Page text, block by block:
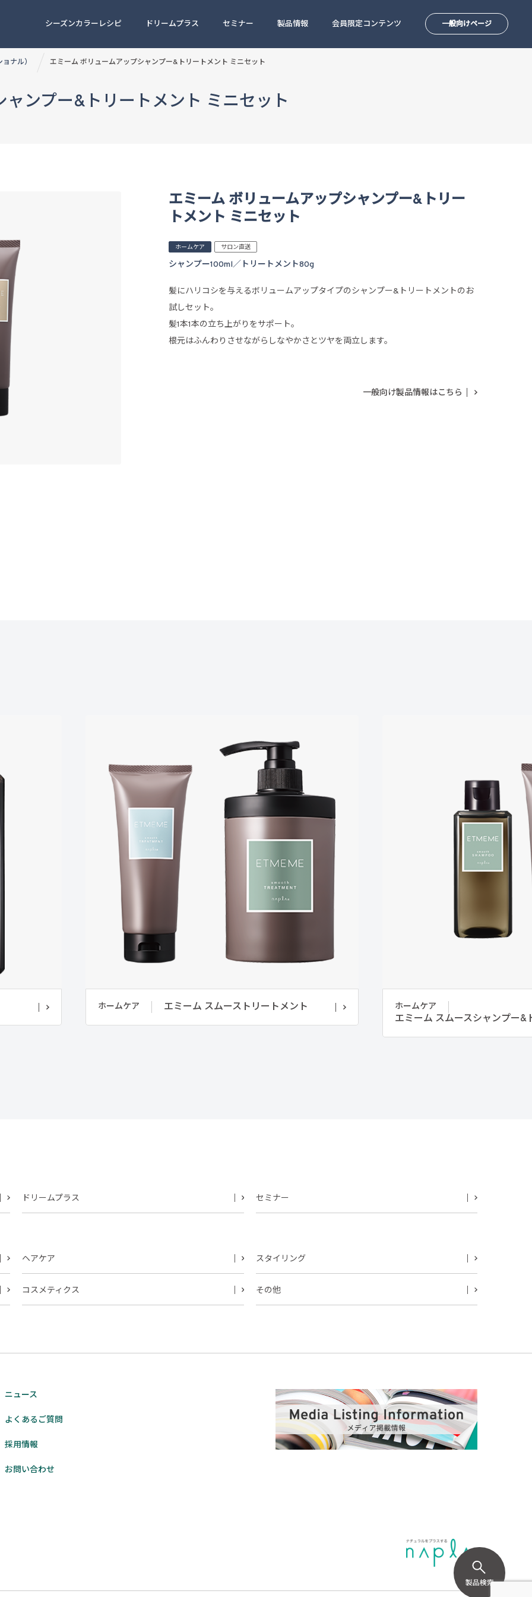
シーズンカラーレシピ ドリームプラス セミナー 製品情報 会員限定コンテンツ 一般向けページ
ンプー&トリートメント ミニセット
エミーム ボリュームアップシャンプー&トリー
トメント ミニセット
ホームケア サロン直送
シャンプー100ml／トリートメント80g
髪にハリコシを与えるボリュームアップタイプのシャンプー&トリートメントのお
試しセット。
髪1本1本の立ち上がりをサポート。
根元はふんわりさせながらしなやかさとツヤを両立します。
一般向け製品情報はこちら
ホームケア エミーム スムーストリートメント ホームケア
エミーム スムースシャンプー&
ドリームプラス セミナー
ヘアケア スタイリング
コスメティクス その他
ナル） エミーム ボリュームアップシャンプー&トリートメント ミニセット
ニュース
よくあるご質問
採用情報
お問い合わせ